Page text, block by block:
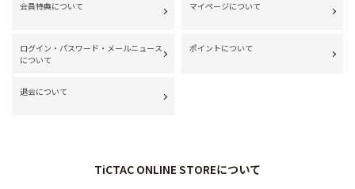
会員特典について マイページについて
ログイン・パスワード・メールニュース
について
ポイントについて
退会について
TiCTAC ONLINE STOREについて